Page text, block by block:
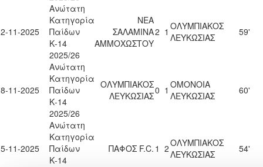
11-2025
Ανώτατη
Κατηγορία
Παίδων
Κ-14
2025/26
ΝΕΑ
ΣΑΛΑΜΙΝΑ
ΑΜΜΟΧΩΣΤΟΥ
2 1 ΟΛΥΜΠΙΑΚΟΣ
ΛΕΥΚΩΣΙΑΣ
59'
11-2025
Ανώτατη
Κατηγορία
Παίδων
Κ-14
2025/26
ΟΛΥΜΠΙΑΚΟΣ
ΛΕΥΚΩΣΙΑΣ0 1 ΟΜΟΝΟΙΑ
ΛΕΥΚΩΣΙΑΣ
60'
11-2025
Ανώτατη
Κατηγορία
Παίδων
Κ-14
ΠΑΦΟΣ F.C. 1 2ΟΛΥΜΠΙΑΚΟΣ
ΛΕΥΚΩΣΙΑΣ
54'